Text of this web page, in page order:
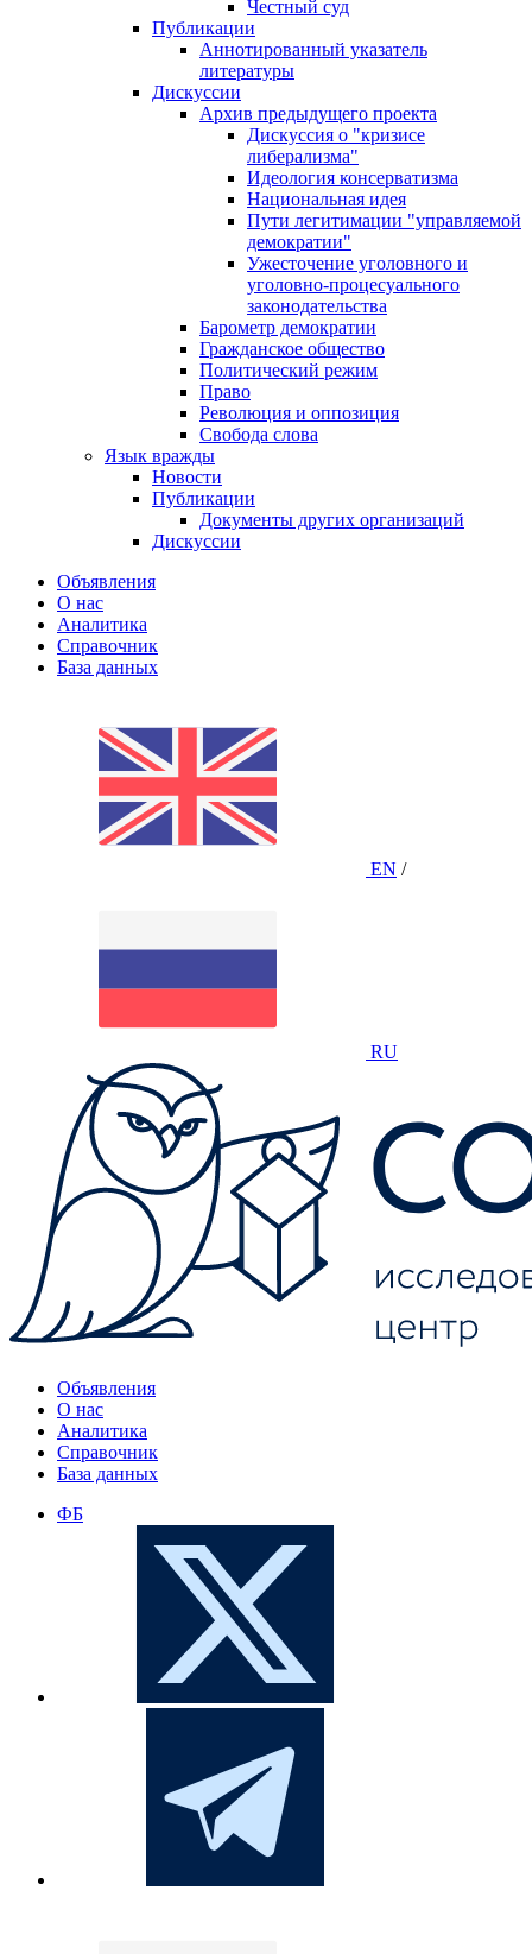
Честный суд
Публикации
Аннотированный указатель
литературы
Дискуссии
Архив предыдущего проекта
Дискуссия о "кризисе
либерализма"
Идеология консерватизма
Национальная идея
Пути легитимации "управляемой
демократии"
Ужесточение уголовного и
уголовно-процесуального
законодательства
Барометр демократии
Гражданское общество
Политический режим
Право
Революция и оппозиция
Свобода слова
Язык вражды
Новости
Публикации
Документы других организаций
Дискуссии
Объявления
О нас
Аналитика
Справочник
База данных
EN /
RU
Объявления
О нас
Аналитика
Справочник
База данных
ФБ